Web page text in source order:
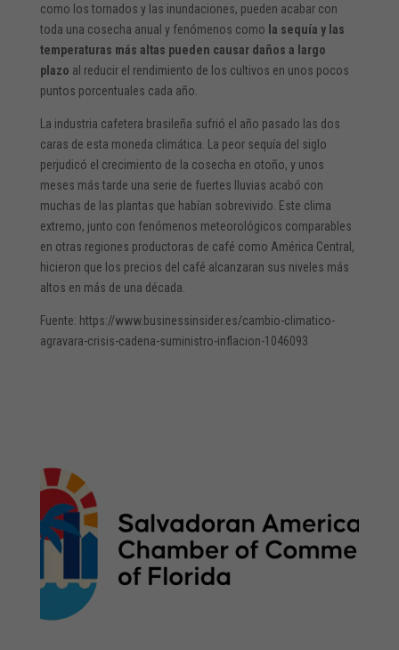
como los tornados y las inundaciones, pueden acabar con
toda una cosecha anual y fenómenos como la sequía y las
temperaturas más altas pueden causar daños a largo
plazo al reducir el rendimiento de los cultivos en unos pocos
puntos porcentuales cada año.
La industria cafetera brasileña sufrió el año pasado las dos
caras de esta moneda climática. La peor sequía del siglo
perjudicó el crecimiento de la cosecha en otoño, y unos
meses más tarde una serie de fuertes lluvias acabó con
muchas de las plantas que habían sobrevivido. Este clima
extremo, junto con fenómenos meteorológicos comparables
en otras regiones productoras de café como América Central,
hicieron que los precios del café alcanzaran sus niveles más
altos en más de una década.
Fuente: https://www.businessinsider.es/cambio-climatico-
agravara-crisis-cadena-suministro-inflacion-1046093